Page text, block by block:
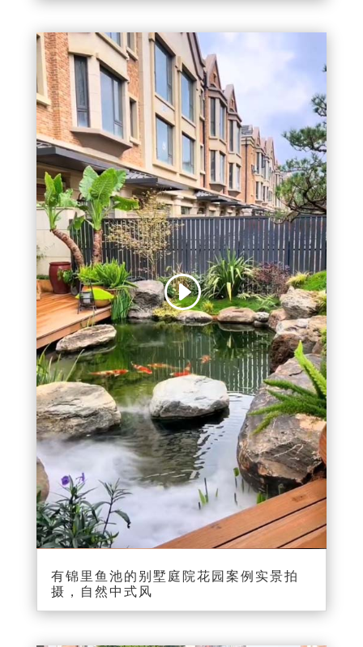
视
频
播
放
器
00:00
有锦里鱼池的别墅庭院花园案例实景拍
摄，自然中式风